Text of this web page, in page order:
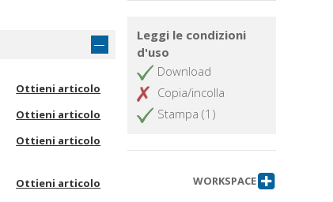
Ottieni articolo
Ottieni articolo
Ottieni articolo
Ottieni articolo
Leggi le condizioni
d'uso
Download
Copia/incolla
Stampa (1)
WORKSPACE